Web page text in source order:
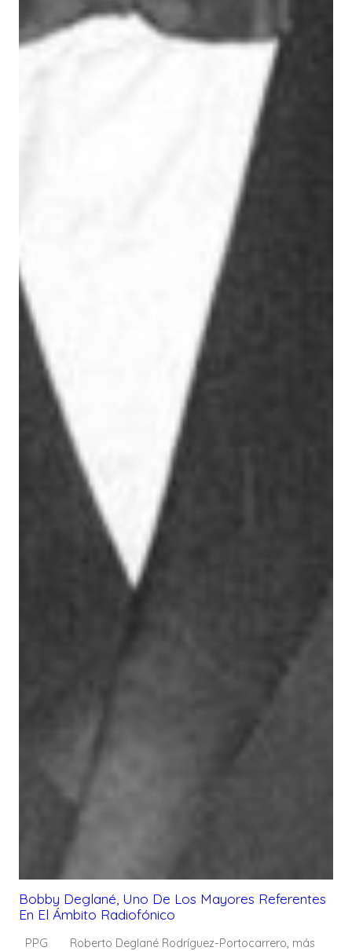
Bobby Deglané, Uno De Los Mayores Referentes
En El Ámbito Radiofónico
PPG Roberto Deglané Rodríguez-Portocarrero, más